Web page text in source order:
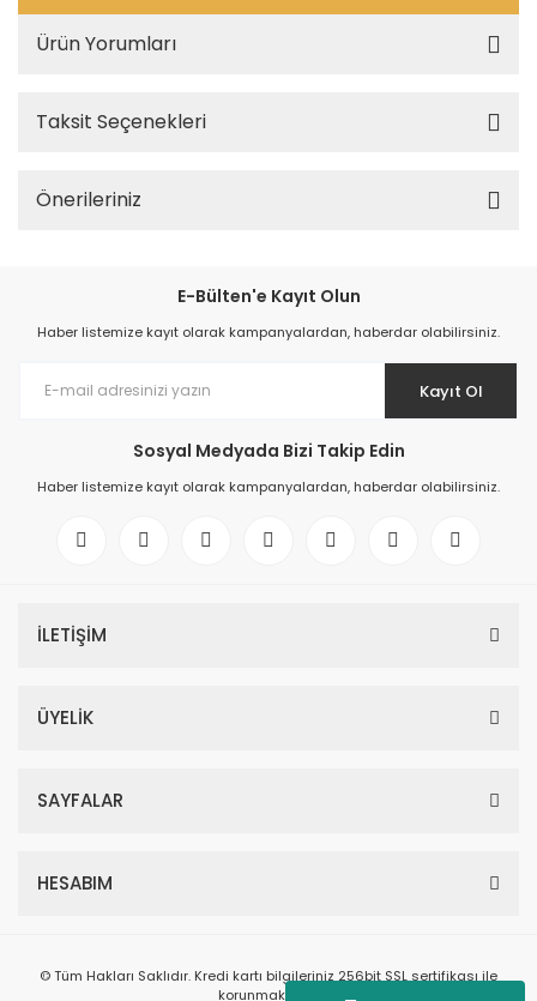
Ürün Yorumları
Taksit Seçenekleri
Önerileriniz
E-Bülten'e Kayıt Olun
Haber listemize kayıt olarak kampanyalardan, haberdar olabilirsiniz.
Kayıt Ol
Sosyal Medyada Bizi Takip Edin
Haber listemize kayıt olarak kampanyalardan, haberdar olabilirsiniz.
İLETİŞİM
ÜYELİK
SAYFALAR
HESABIM
© Tüm Hakları Saklıdır. Kredi kartı bilgileriniz 256bit SSL sertifikası ile
korunmaktadır.